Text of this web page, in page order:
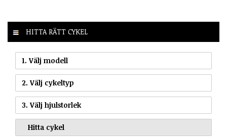
HITTA RÄTT CYKEL
1. Välj modell
2. Välj cykeltyp
3. Välj hjulstorlek